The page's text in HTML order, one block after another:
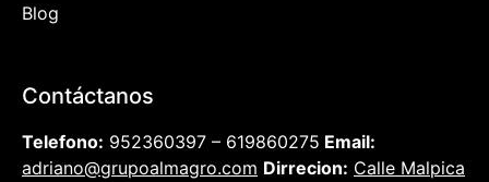
Blog
Contáctanos
Telefono: 952360397 – 619860275 Email:
adriano@grupoalmagro.com Dirrecion: Calle Malpica